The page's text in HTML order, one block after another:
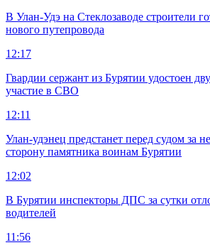
В Улан-Удэ на Стеклозаводе строители
нового путепровода
12:17
Гвардии сержант из Бурятии удостоен
участие в СВО
12:11
Улан-удэнец предстанет перед судом за
сторону памятника воинам Бурятии
12:02
В Бурятии инспекторы ДПС за сутки
водителей
11:56